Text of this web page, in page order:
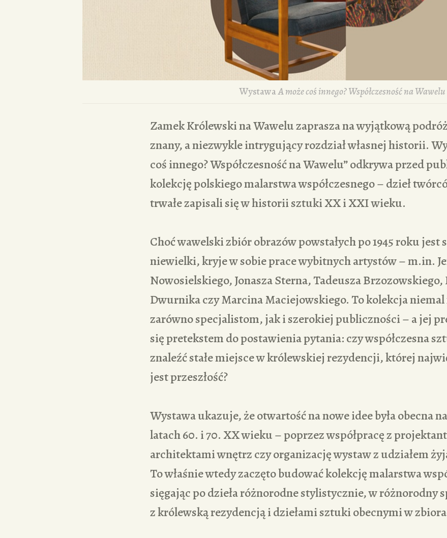
WystawaA może coś innego? Współczesność na Wawelu
Zamek Królewski na Wawelu zaprasza na wyjątkową
znany, a niezwykle intrygujący rozdział własnej historii.
coś innego? Współczesność na Wawelu” odkrywa przed
kolekcję polskiego malarstwa współczesnego – dzieł
trwałe zapisali się w historii sztuki XX i XXI wieku.
Choć wawelski zbiór obrazów powstałych po 1945 roku jest
niewielki, kryje w sobie prace wybitnych artystów – m.in.
Nowosielskiego, Jonasza Sterna, Tadeusza Brzozowskiego,
Dwurnika czy Marcina Maciejowskiego. To kolekcja niemal
zarówno specjalistom, jak i szerokiej publiczności – a jej
się pretekstem do postawienia pytania: czy współczesna
znaleźć stałe miejsce w królewskiej rezydencji, której
jest przeszłość?
Wystawa ukazuje, że otwartość na nowe idee była obecna
latach 60. i 70. XX wieku – poprzez współpracę z
architektami wnętrz czy organizację wystaw z udziałem
To właśnie wtedy zaczęto budować kolekcję malarstwa
sięgając po dzieła różnorodne stylistycznie, w różnorodny
z królewską rezydencją i dziełami sztuki obecnymi w